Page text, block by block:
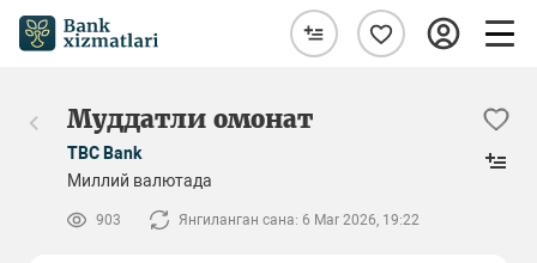
Муддатли омонат
TBC Bank
Миллий валютада
903 Янгиланган сана: 6 Mar 2026, 19:22